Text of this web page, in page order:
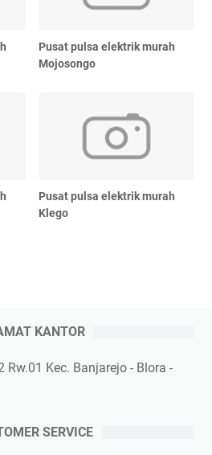
Pusat pulsa elektrik murah
Mojosongo
Pusat pulsa elektrik murah
Klego
KANTOR
Rw.01 Kec. Banjarejo - Blora -
SERVICE